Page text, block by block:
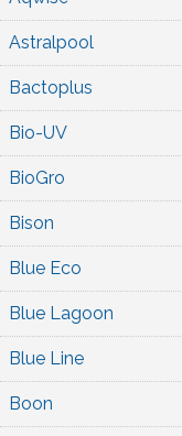
Astralpool
Bactoplus
Bio-UV
BioGro
Bison
Blue Eco
Blue Lagoon
Blue Line
Boon